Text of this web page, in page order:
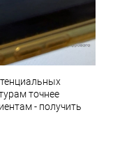
точнее
- получить